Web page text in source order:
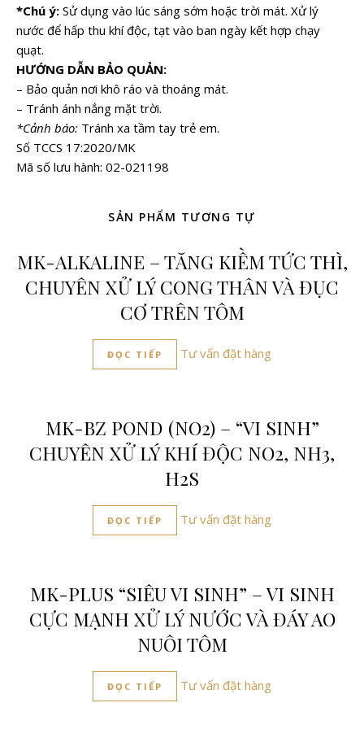
*Chú ý: Sử dụng vào lúc sáng sớm hoặc trời mát. Xử lý
nước để hấp thu khí độc, tạt vào ban ngày kết hợp chạy
quạt.
HƯỚNG DẪN BẢO QUẢN:
– Bảo quản nơi khô ráo và thoáng mát.
– Tránh ánh nắng mặt trời.
*Cảnh báo: Tránh xa tầm tay trẻ em.
Số TCCS 17:2020/MK
Mã số lưu hành: 02-021198
SẢN PHẨM TƯƠNG TỰ
MK-ALKALINE – TĂNG KIỀM TỨC THÌ,
CHUYÊN XỬ LÝ CONG THÂN VÀ ĐỤC
CƠ TRÊN TÔM
ĐỌC TIẾP Tư vấn đặt hàng
MK-BZ POND (NO2) – “VI SINH”
CHUYÊN XỬ LÝ KHÍ ĐỘC NO2, NH3,
H2S
ĐỌC TIẾP Tư vấn đặt hàng
MK-PLUS “SIÊU VI SINH” – VI SINH
CỰC MẠNH XỬ LÝ NƯỚC VÀ ĐÁY AO
NUÔI TÔM
ĐỌC TIẾP Tư vấn đặt hàng